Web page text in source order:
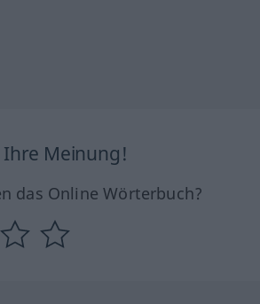
Ihre Meinung!
das Online Wörterbuch?